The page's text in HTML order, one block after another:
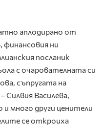
аплодирано от
финансовия ни
посланик
с очарователната си
съпругата на
Василева,
много други ценители
се откроиха